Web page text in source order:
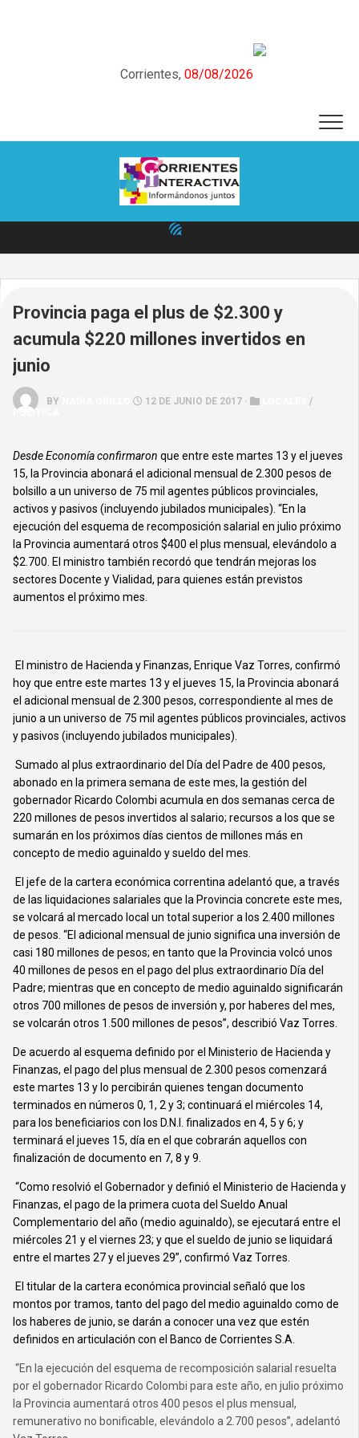
Corrientes, 08/08/2026
Provincia paga el plus de $2.300 y
acumula $220 millones invertidos en
junio
BY 12 DE JUNIO DE 2017 ·
/
POLÍTICA
Desde Economía confirmaron que entre este martes 13 y el jueves
15, la Provincia abonará el adicional mensual de 2.300 pesos de
bolsillo a un universo de 75 mil agentes públicos provinciales,
activos y pasivos (incluyendo jubilados municipales). “En la
ejecución del esquema de recomposición salarial en julio próximo
la Provincia aumentará otros $400 el plus mensual, elevándolo a
$2.700. El ministro también recordó que tendrán mejoras los
sectores Docente y Vialidad, para quienes están previstos
aumentos el próximo mes.
El ministro de Hacienda y Finanzas, Enrique Vaz Torres, confirmó
hoy que entre este martes 13 y el jueves 15, la Provincia abonará
el adicional mensual de 2.300 pesos, correspondiente al mes de
junio a un universo de 75 mil agentes públicos provinciales, activos
y pasivos (incluyendo jubilados municipales).
Sumado al plus extraordinario del Día del Padre de 400 pesos,
abonado en la primera semana de este mes, la gestión del
gobernador Ricardo Colombi acumula en dos semanas cerca de
220 millones de pesos invertidos al salario; recursos a los que se
sumarán en los próximos días cientos de millones más en
concepto de medio aguinaldo y sueldo del mes.
El jefe de la cartera económica correntina adelantó que, a través
de las liquidaciones salariales que la Provincia concrete este mes,
se volcará al mercado local un total superior a los 2.400 millones
de pesos. “El adicional mensual de junio significa una inversión de
casi 180 millones de pesos; en tanto que la Provincia volcó unos
40 millones de pesos en el pago del plus extraordinario Día del
Padre; mientras que en concepto de medio aguinaldo significarán
otros 700 millones de pesos de inversión y, por haberes del mes,
se volcarán otros 1.500 millones de pesos”, describió Vaz Torres.
De acuerdo al esquema definido por el Ministerio de Hacienda y
Finanzas, el pago del plus mensual de 2.300 pesos comenzará
este martes 13 y lo percibirán quienes tengan documento
terminados en números 0, 1, 2 y 3; continuará el miércoles 14,
para los beneficiarios con los D.N.I. finalizados en 4, 5 y 6; y
terminará el jueves 15, día en el que cobrarán aquellos con
finalización de documento en 7, 8 y 9.
“Como resolvió el Gobernador y definió el Ministerio de Hacienda y
Finanzas, el pago de la primera cuota del Sueldo Anual
Complementario del año (medio aguinaldo), se ejecutará entre el
miércoles 21 y el viernes 23; y que el sueldo de junio se liquidará
entre el martes 27 y el jueves 29”, confirmó Vaz Torres.
El titular de la cartera económica provincial señaló que los
montos por tramos, tanto del pago del medio aguinaldo como de
los haberes de junio, se darán a conocer una vez que estén
definidos en articulación con el Banco de Corrientes S.A.
“En la ejecución del esquema de recomposición salarial resuelta
por el gobernador Ricardo Colombi para este año, en julio próximo
la Provincia aumentará otros 400 pesos el plus mensual,
remunerativo no bonificable, elevándolo a 2.700 pesos”, adelantó